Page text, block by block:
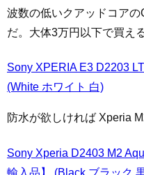
波数の低いクアッドコア
だ。大体3万円以下で買える
Sony XPERIA E3 D2203
(White ホワイト 白)
防水が欲しければ Xperia
Sony Xperia D2403 M2
輸入品】 (Black ブラック